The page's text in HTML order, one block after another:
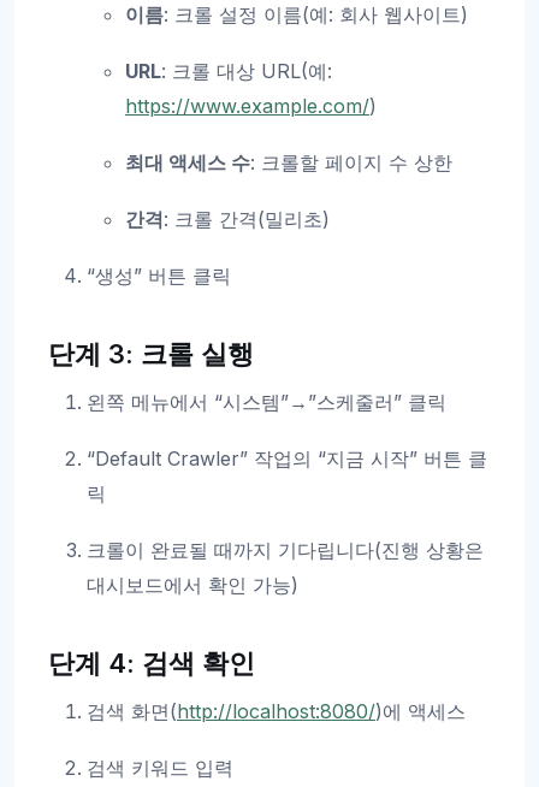
이름: 크롤 설정 이름(예: 회사 웹사이트)
URL: 크롤 대상 URL(예:
https://www.example.com/)
최대 액세스 수: 크롤할 페이지 수 상한
간격: 크롤 간격(밀리초)
“생성” 버튼 클릭
단계 3: 크롤 실행
왼쪽 메뉴에서 “시스템”→”스케줄러” 클릭
“Default Crawler” 작업의 “지금 시작” 버튼 클
릭
크롤이 완료될 때까지 기다립니다(진행 상황은
대시보드에서 확인 가능)
단계 4: 검색 확인
검색 화면(http://localhost:8080/)에 액세스
검색 키워드 입력